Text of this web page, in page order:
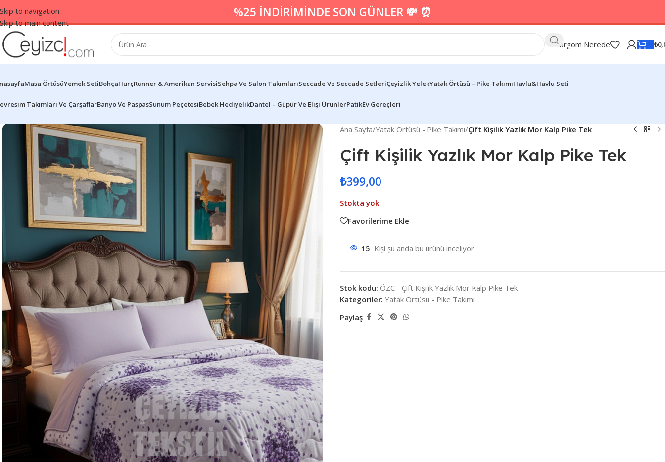
Skip to navigation
Skip to main content
%25 İNDİRİMİNDE SON GÜNLER 💸 ⏰
Kargom Nerede ₺
Masa ÖrtüsüYemek SetiBohçaHurçRunner & Amerikan ServisiSehpa Ve Salon TakımlarıSeccade Ve Seccade SetleriÇeyizlik YelekYatak Örtüsü – Pike TakımıHavlu&Havlu Seti
Takımları Ve ÇarşaflarBanyo Ve PaspasSunum PeçetesiBebek HediyelikDantel – Güpür Ve Elişi ÜrünlerPatikEv Gereçleri
Ana Sayfa/Yatak Örtüsü - Pike Takımı/Çift Kişilik Yazlık Mor Kalp Pike Tek
Çift Kişilik Yazlık Mor Kalp Pike Tek
₺399,00
Stokta yok
Favorilerime Ekle
15 Kişi şu anda bu ürünü inceliyor
Stok kodu: ÖZC - Çift Kişilik Yazlık Mor Kalp Pike Tek
Kategoriler: Yatak Örtüsü - Pike Takımı
Paylaş